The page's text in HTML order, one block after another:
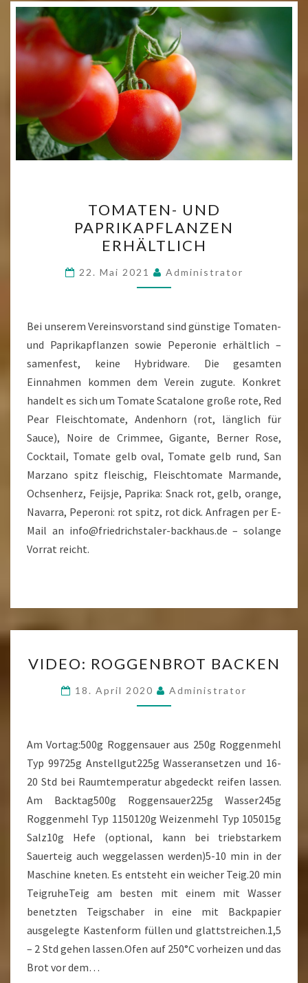
UND
PAPRIKAPFLANZEN
ERHÄLTLICH
TOMATEN- UND
PAPRIKAPFLANZEN
ERHÄLTLICH
22. Mai 2021 Administrator
Bei unserem Vereinsvorstand sind günstige Tomaten-
und Paprikapflanzen sowie Peperonie erhältlich –
samenfest, keine Hybridware. Die gesamten
Einnahmen kommen dem Verein zugute. Konkret
handelt es sich um Tomate Scatalone große rote, Red
Pear Fleischtomate, Andenhorn (rot, länglich für
Sauce), Noire de Crimmee, Gigante, Berner Rose,
Cocktail, Tomate gelb oval, Tomate gelb rund, San
Marzano spitz fleischig, Fleischtomate Marmande,
Ochsenherz, Feijsje, Paprika: Snack rot, gelb, orange,
Navarra, Peperoni: rot spitz, rot dick. Anfragen per E-
Mail an info@friedrichstaler-backhaus.de – solange
Vorrat reicht.
ROGGENBROT
BACKEN
VIDEO: ROGGENBROT BACKEN
18. April 2020 Administrator
Am Vortag:500g Roggensauer aus 250g Roggenmehl
Typ 99725g Anstellgut225g Wasseransetzen und 16-
20 Std bei Raumtemperatur abgedeckt reifen lassen.
Am Backtag500g Roggensauer225g Wasser245g
Roggenmehl Typ 1150120g Weizenmehl Typ 105015g
Salz10g Hefe (optional, kann bei triebstarkem
Sauerteig auch weggelassen werden)5-10 min in der
Maschine kneten. Es entsteht ein weicher Teig.20 min
TeigruheTeig am besten mit einem mit Wasser
benetzten Teigschaber in eine mit Backpapier
ausgelegte Kastenform füllen und glattstreichen.1,5
– 2 Std gehen lassen.Ofen auf 250°C vorheizen und das
Brot vor dem…